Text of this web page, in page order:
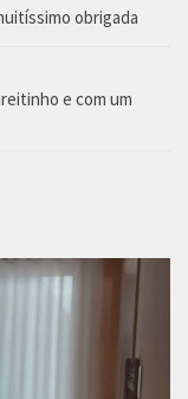
obrigada
e com um